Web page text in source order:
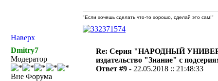
Наверх
"Если хочешь сделать что-то хорошо, сделай это сам!"
Dmitry7
Модератор
Вне Форума
Re: Серия "НАРОДНЫЙ
издательство "Знание" с
Ответ #9 - 22.05.2018 :: 21:48:33